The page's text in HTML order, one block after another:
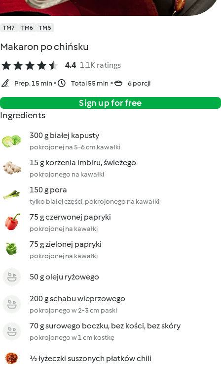
TM7 TM6 TM5
Makaron po chińsku
4.4 1.1K ratings
Prep. 15 min Total 55 min 6 porcji
Sign up for free
Ingredients
300 g białej kapusty
pokrojonej na 5-6 cm kawałki
15 g korzenia imbiru, świeżego
pokrojonego na kawałki
150 g pora
tylko białej części, pokrojonego na kawałki
75 g czerwonej papryki
pokrojonej na kawałki
75 g zielonej papryki
pokrojonej na kawałki
50 g oleju ryżowego
200 g schabu wieprzowego
pokrojonego w 2-3 cm paski
70 g surowego boczku, bez kości, bez skóry
pokrojonego w 1 cm kostkę
½ łyżeczki suszonych płatków chili